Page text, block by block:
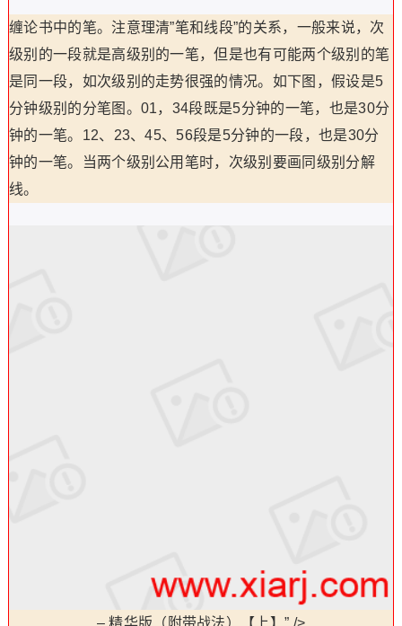
缠论书中的笔。注意理清”笔和线段”的关系，一般来说，次
级别的一段就是高级别的一笔，但是也有可能两个级别的笔
是同一段，如次级别的走势很强的情况。如下图，假设是5
分钟级别的分笔图。01，34段既是5分钟的一笔，也是30分
钟的一笔。12、23、45、56段是5分钟的一段，也是30分
钟的一笔。当两个级别公用笔时，次级别要画同级别分解
线。